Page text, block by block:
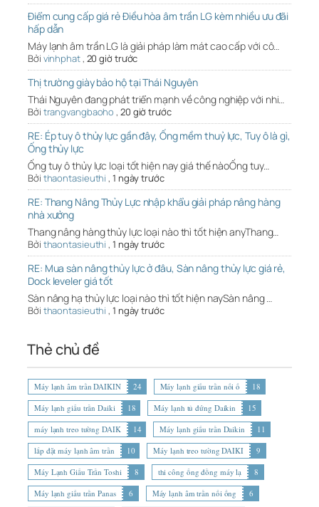
Điểm cung cấp giá rẻ Điều hòa âm trần LG kèm nhiều ưu đãi
hấp dẫn
Máy lạnh âm trần LG là giải pháp làm mát cao cấp với cô…
Bởi vinhphat, 20 giờ trước
Thị trường giày bảo hộ tại Thái Nguyên
Thái Nguyên đang phát triển mạnh về công nghiệp với nhi…
Bởi trangvangbaoho , 20 giờ trước
RE: Ép tuy ô thủy lực gần đây, Ống mềm thuỷ lực, Tuy ô là gì,
Ống thủy lực
Ống tuy ô thủy lực loại tốt hiện nay giá thế nàoỐng tuy…
Bởi thaontasieuthi , 1 ngày trước
RE: Thang Nâng Thủy Lực nhập khẩu giải pháp nâng hàng
nhà xưởng
Thang nâng hàng thủy lực loại nào thì tốt hiện anyThang…
Bởi thaontasieuthi , 1 ngày trước
RE: Mua sàn nâng thủy lực ở đâu, Sàn nâng thủy lực giá rẻ,
Dock leveler giá tốt
Sàn nâng hạ thủy lực loại nào thì tốt hiện naySàn nâng …
Bởi thaontasieuthi , 1 ngày trước
Thẻ chủ đề
Máy lạnh âm trần DAIKIN 24 Máy lạnh giấu trần nối ố
18
Máy lạnh giấu trần Daiki
18 Máy lạnh tủ đứng Daikin
15
máy lạnh treo tường DAIK
14 Máy lạnh giấu trần Daikin
11
lắp đặt máy lạnh âm trần
10 Máy lạnh treo tường DAIKI
9
Máy Lạnh Giấu Trần Toshi
8 thi công ống đồng máy lạ
8
Máy lạnh giấu trần Panas
6 Máy lạnh âm trần nối ống
6